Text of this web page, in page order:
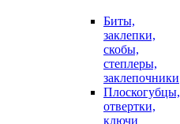
Биты,
заклепки,
скобы,
степлеры,
заклепочники
Плоскогубцы,
отвертки,
ключи